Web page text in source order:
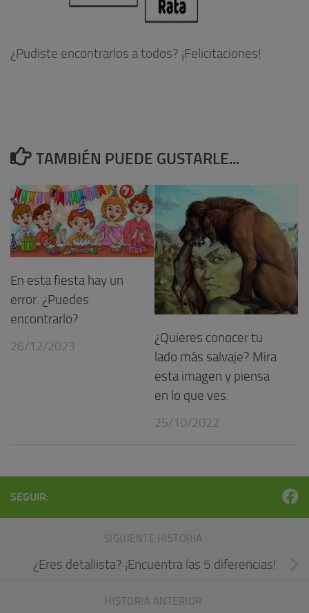
¿Pudiste encontrarlos a todos? ¡Felicitaciones!
TAMBIÉN PUEDE GUSTARLE...
En esta fiesta hay un
error. ¿Puedes
encontrarlo?
26/12/2023
¿Quieres conocer tu
lado más salvaje? Mira
esta imagen y piensa
en lo que ves.
25/10/2022
SEGUIR:
SIGUIENTE HISTORIA
¿Eres detallista? ¡Encuentra las 5 diferencias!
HISTORIA ANTERIOR